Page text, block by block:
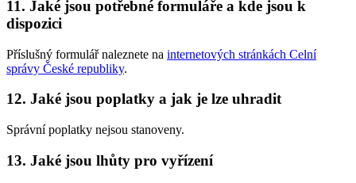
11. Jaké jsou potřebné formuláře a kde jsou k
dispozici
Příslušný formulář naleznete na internetových stránkách Celní
správy České republiky.
12. Jaké jsou poplatky a jak je lze uhradit
Správní poplatky nejsou stanoveny.
13. Jaké jsou lhůty pro vyřízení